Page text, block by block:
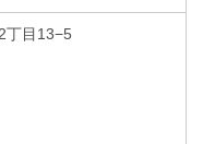
丁目13−5